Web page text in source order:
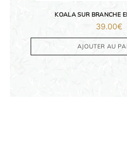
KOALA SUR BRANCHE
39.00€
AJOUTER AU